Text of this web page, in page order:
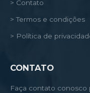
> Contato
> Termos e condições
> Política de
CONTATO
Faça contato conosco